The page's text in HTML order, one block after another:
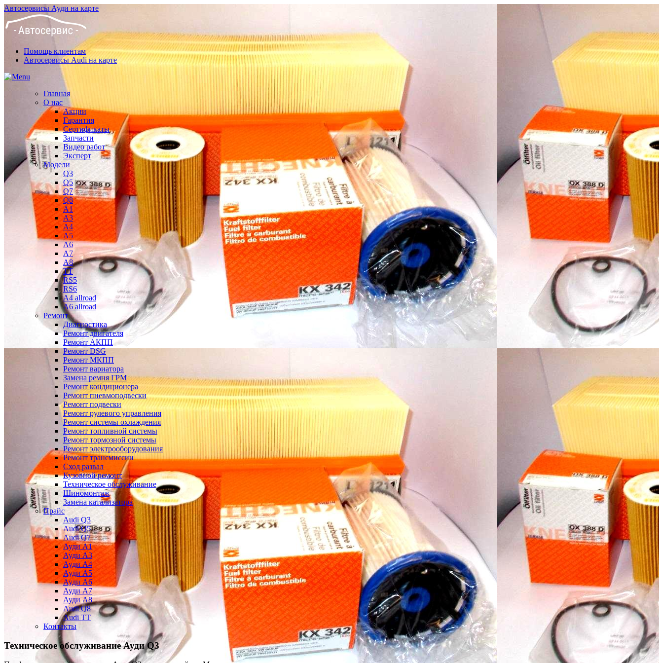
Автосервисы Ауди на карте
Помощь клиентам
Автосервисы Audi на карте
Главная
О нас
Акции
Гарантия
Сертификаты
Запчасти
Видео работ
Эксперт
Модели
Q3
Q5
Q7
Q8
A1
A3
A4
A5
A6
A7
A8
TT
RS5
RS6
A4 allroad
A6 allroad
Ремонт
Диагностика
Ремонт двигателя
Ремонт АКПП
Ремонт DSG
Ремонт МКПП
Ремонт вариатора
Замена ремня ГРМ
Ремонт кондиционера
Ремонт пневмоподвески
Ремонт подвески
Ремонт рулевого управления
Ремонт системы охлаждения
Ремонт топливной системы
Ремонт тормозной системы
Ремонт электрооборудования
Ремонт трансмиссии
Сход развал
Кузовной ремонт
Техническое обслуживание
Шиномонтаж
Замена катализатора
Прайс
Audi Q3
Audi Q5
Audi Q7
Ауди А1
Ауди А3
Ауди А4
Ауди A5
Ауди А6
Ауди А7
Ауди A8
Audi Q8
Audi TT
Контакты
Техническое обслуживаниеАуди Q3